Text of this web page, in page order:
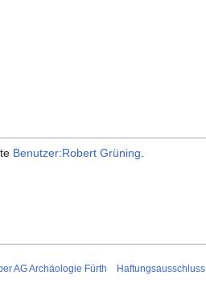
Benutzer:Robert Grüning
AG Archäologie Fürth Haftungsausschluss